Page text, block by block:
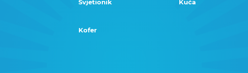
Svjetionik Kuća
Kofer